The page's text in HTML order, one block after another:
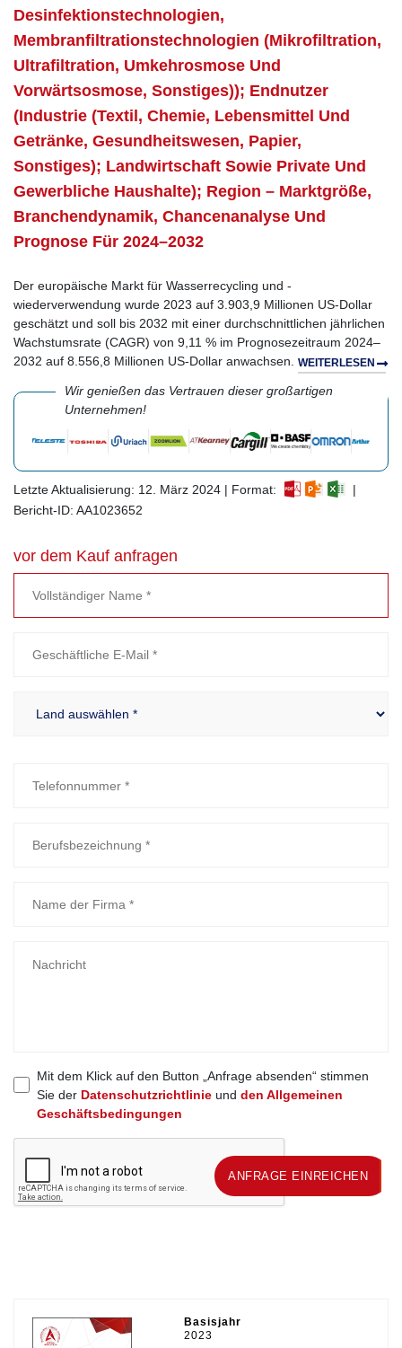
Desinfektionstechnologien,
Membranfiltrationstechnologien (Mikrofiltration,
Ultrafiltration, Umkehrosmose Und
Vorwärtsosmose, Sonstiges)); Endnutzer
(Industrie (Textil, Chemie, Lebensmittel Und
Getränke, Gesundheitswesen, Papier,
Sonstiges); Landwirtschaft Sowie Private Und
Gewerbliche Haushalte); Region – Marktgröße,
Branchendynamik, Chancenanalyse Und
Prognose Für 2024–2032
Der europäische Markt für Wasserrecycling und -
wiederverwendung wurde 2023 auf 3.903,9 Millionen US-Dollar
geschätzt und soll bis 2032 mit einer durchschnittlichen jährlichen
Wachstumsrate (CAGR) von 9,11 % im Prognosezeitraum 2024–
2032 auf 8.556,8 Millionen US-Dollar anwachsen. WEITERLESEN
Wir genießen das Vertrauen dieser großartigen
Unternehmen!
Letzte Aktualisierung: 12. März 2024 | Format:
|
Bericht-ID: AA1023652
vor dem Kauf anfragen
Mit dem Klick auf den Button „Anfrage absenden“ stimmen
Sie der Datenschutzrichtlinieund den Allgemeinen
Geschäftsbedingungen
ANFRAGE EINREICHEN ANFRAGE EINREICHEN
Basisjahr
2023